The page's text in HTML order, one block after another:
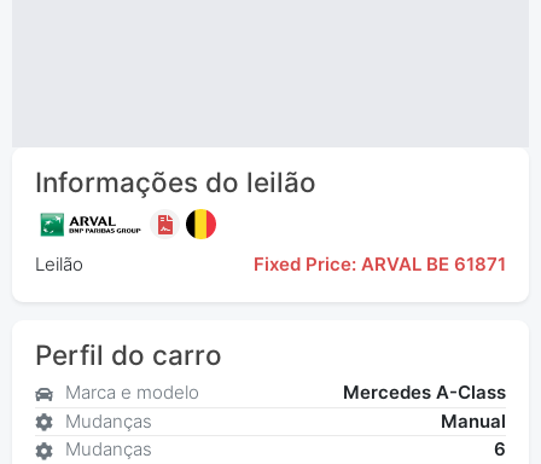
Informações do leilão
Leilão Fixed Price: ARVAL BE 61871
Perfil do carro
Marca e modelo
Mercedes A-Class
Mudanças
Manual
Mudanças
6